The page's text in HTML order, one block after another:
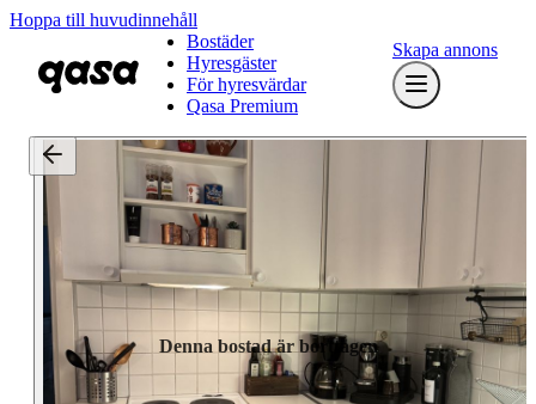
Hoppa till huvudinnehåll
Bostäder
Hyresgäster
För hyresvärdar
Qasa Premium
Skapa annons
Denna bostad är borttagen